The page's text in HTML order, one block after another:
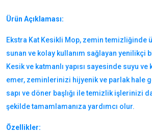
Ürün Açıklaması:
Ekstra Kat Kesikli Mop, zemin temizliğinde
sunan ve kolay kullanım sağlayan yenilikçi
Kesik ve katmanlı yapısı sayesinde suyu
emer, zeminlerinizi hijyenik ve parlak hale
sapı ve döner başlığı ile temizlik işlerinizi
şekilde tamamlamanıza yardımcı olur.
Özellikler: